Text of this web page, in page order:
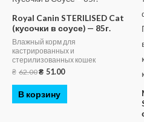
Royal Canin STERILISED Cat
(кусочки в соусе) — 85г.
Влажный корм для
кастрированных и
стерилизованных кошек
₴ 62.00₴ 51.00
В корзину